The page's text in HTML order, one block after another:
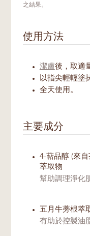
之結果。
使用方法
潔膚後，取適
以指尖輕輕塗
全天使用。
主要成分
4-萜品醇 (來
萃取物
幫助調理淨化
五月牛蒡根萃
有助於控製油